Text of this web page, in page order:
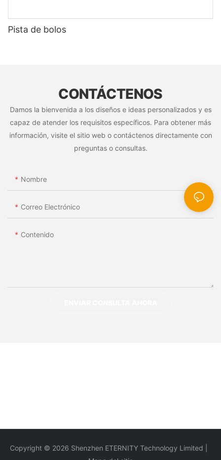
Pista de bolos
CONTÁCTENOS
Damos la bienvenida a los diseños e ideas personalizados y es
capaz de atender los requisitos específicos. Para obtener más
información, visite el sitio web o contáctenos directamente con
preguntas o consultas.
Nombre
Correo Electrónico
Contenido
Copyright © 2026 Shenzhen ETERNITY Technology Limited |